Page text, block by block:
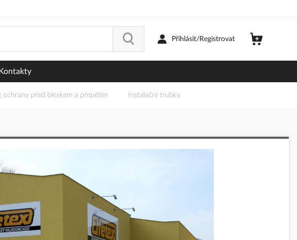
Přihlásit/Registrovat
Kontakty
ochrany před bleskem a přepětím Instalační trubky